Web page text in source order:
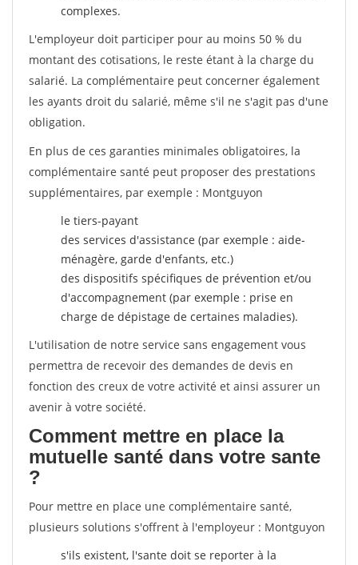
complexes.
L'employeur doit participer pour au moins 50 % du
montant des cotisations, le reste étant à la charge du
salarié. La complémentaire peut concerner également
les ayants droit du salarié, même s'il ne s'agit pas d'une
obligation.
En plus de ces garanties minimales obligatoires, la
complémentaire santé peut proposer des prestations
supplémentaires, par exemple : Montguyon
le tiers-payant
des services d'assistance (par exemple : aide-
ménagère, garde d'enfants, etc.)
des dispositifs spécifiques de prévention et/ou
d'accompagnement (par exemple : prise en
charge de dépistage de certaines maladies).
L'utilisation de notre service sans engagement vous
permettra de recevoir des demandes de devis en
fonction des creux de votre activité et ainsi assurer un
avenir à votre société.
Comment mettre en place la
mutuelle santé dans votre sante
?
Pour mettre en place une complémentaire santé,
plusieurs solutions s'offrent à l'employeur : Montguyon
s'ils existent, l'sante doit se reporter à la